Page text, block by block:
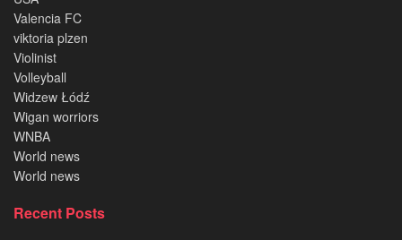
Valencia FC
viktoria plzen
Violinist
Volleyball
Widzew Łódź
Wigan worriors
WNBA
World news
World news
Recent Posts